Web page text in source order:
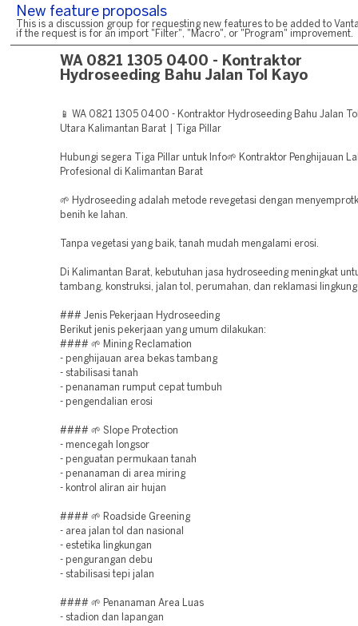
New feature proposals
This is a discussion group for requesting new features to be added to
if the request is for an import "Filter", "Macro", or "Program" improvement.
WA 0821 1305 0400 - Kontraktor
Hydroseeding Bahu Jalan Tol Kayo
📱 WA 0821 1305 0400 - Kontraktor Hydroseeding Bahu Jalan
Utara Kalimantan Barat | Tiga Pillar
Hubungi segera Tiga Pillar untuk Info🌱 Kontraktor Penghijauan
Profesional di Kalimantan Barat
🌱 Hydroseeding adalah metode revegetasi dengan
benih ke lahan.
Tanpa vegetasi yang baik, tanah mudah mengalami erosi.
Di Kalimantan Barat, kebutuhan jasa hydroseeding meningkat
tambang, konstruksi, jalan tol, perumahan, dan reklamasi
### Jenis Pekerjaan Hydroseeding
Berikut jenis pekerjaan yang umum dilakukan:
#### 🌱 Mining Reclamation
- penghijauan area bekas tambang
- stabilisasi tanah
- penanaman rumput cepat tumbuh
- pengendalian erosi
#### 🌱 Slope Protection
- mencegah longsor
- penguatan permukaan tanah
- penanaman di area miring
- kontrol aliran air hujan
#### 🌱 Roadside Greening
- area jalan tol dan nasional
- estetika lingkungan
- pengurangan debu
- stabilisasi tepi jalan
#### 🌱 Penanaman Area Luas
- stadion dan lapangan